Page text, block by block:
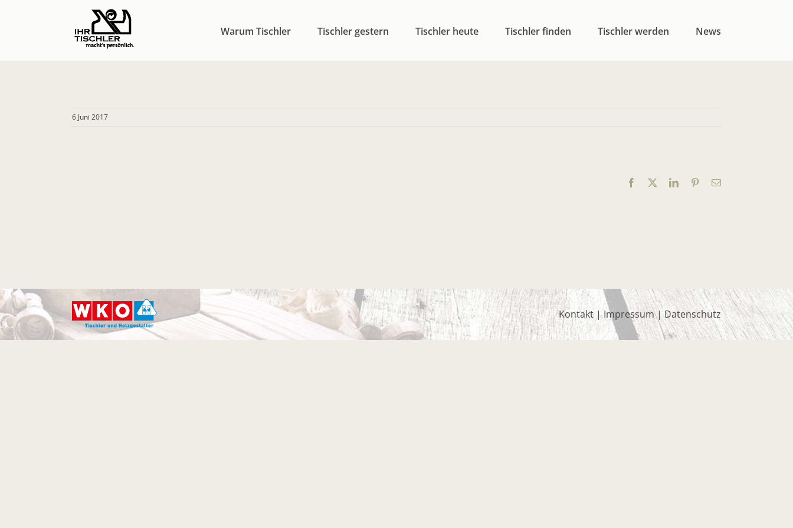
Warum Tischler Tischler gestern Tischler heute Tischler finden Tischler werden News
6 Juni 2017
Facebook LinkedInPinterest
E-
Kontakt |Impressum|Datenschutz